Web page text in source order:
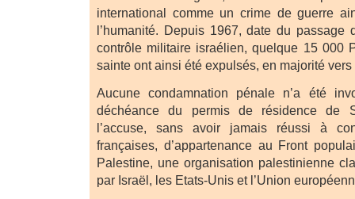
international comme un crime de guerre
l’humanité. Depuis 1967, date du passage
contrôle militaire israélien, quelque 15 000
sainte ont ainsi été expulsés, en majorité vers
Aucune condamnation pénale n’a été
déchéance du permis de résidence de
l’accuse, sans avoir jamais réussi à
françaises, d’appartenance au Front
Palestine, une organisation palestinienne
par Israël, les Etats-Unis et l’Union